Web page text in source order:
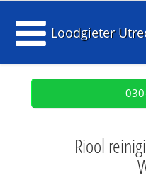
Loodgieter
Riool